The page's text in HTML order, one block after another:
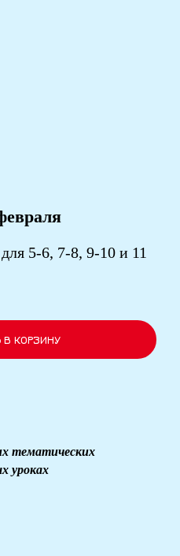
5-6, 7-8, 9-10 и 11
В КОРЗИНУ
тематических
уроках